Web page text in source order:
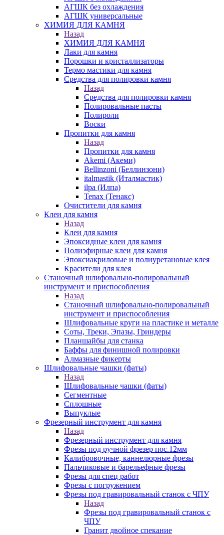
АГШК без охлаждения
АГШК универсальные
ХИМИЯ ДЛЯ КАМНЯ
Назад
ХИМИЯ ДЛЯ КАМНЯ
Лаки для камня
Порошки и кристаллизаторы
Термо мастики для камня
Средства для полировки камня
Назад
Средства для полировки камня
Полировальные пасты
Полироли
Воски
Пропитки для камня
Назад
Пропитки для камня
Akemi (Акеми)
Bellinzoni (Беллинзони)
italmastik (Италмастик)
ilpa (Илпа)
Tenax (Тенакс)
Очистители для камня
Клеи для камня
Назад
Клеи для камня
Эпоксидные клеи для камня
Полиэфирные клеи для камня
Эпоксиакриловые и полиуретановые клея
Красители для клея
Станочный шлифовально-полировальный
инструмент и приспособления
Назад
Станочный шлифовально-полировальный
инструмент и приспособления
Шлифовальные круги на пластике и металле
Соты, Треки, Эпазы, Гриндеры
Планшайбы для станка
Баффы для финишной полировки
Алмазные фикерты
Шлифовальные чашки (фаты)
Назад
Шлифовальные чашки (фаты)
Сегментные
Сплошные
Выпуклые
Фрезерный инструмент для камня
Назад
Фрезерный инструмент для камня
Фрезы под ручной фрезер пос.12мм
Калибровочные, каннелюрные фрезы
Пальчиковые и барельефные фрезы
Фрезы для спец работ
Фрезы с погружением
Фрезы под гравировальный станок с ЧПУ
Назад
Фрезы под гравировальный станок с
ЧПУ
Гранит двойное спекание